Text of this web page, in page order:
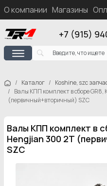
О компании Магазины
+7 (915)
Каталог Koshine, szc
Валы КПП комплект в сборе GR8,
(первичный+вторичный) SZC
Валы КПП комплект в
Hengjian 300 2Т
SZC